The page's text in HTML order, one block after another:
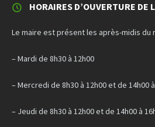
HORAIRES D’OUVERTURE DE
Le maire est présent les après-midis du
– Mardi de 8h30 à 12h00
– Mercredi de 8h30 à 12h00 et de 14h00
– Jeudi de 8h30 à 12h00 et de 14h00 à